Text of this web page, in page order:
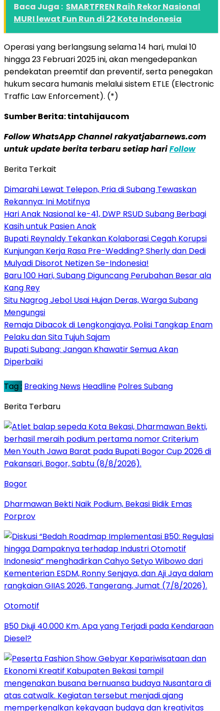
Baca Juga : SMARTFREN Raih Rekor Nasional
MURI lewat Fun Run di 22 Kota Indonesia
Operasi yang berlangsung selama 14 hari, mulai 10
hingga 23 Februari 2025 ini, akan mengedepankan
pendekatan preemtif dan preventif, serta penegakan
hukum secara humanis melalui sistem ETLE (Electronic
Traffic Law Enforcement). (*)
Sumber Berita: tintahijaucom
Follow WhatsApp Channel rakyatjabarnews.com
untuk update berita terbaru setiap hariFollow
Berita Terkait
Dimarahi Lewat Telepon, Pria di Subang Tewaskan
Rekannya: Ini Motifnya
Hari Anak Nasional ke-41, DWP RSUD Subang Berbagi
Kasih untuk Pasien Anak
Bupati Reynaldy Tekankan Kolaborasi Cegah Korupsi
Kunjungan Kerja Rasa Pre-Wedding? Sherly dan Dedi
Mulyadi Disorot Netizen Se-Indonesia!
Baru 100 Hari, Subang Diguncang Perubahan Besar ala
Kang Rey
Situ Nagrog Jebol Usai Hujan Deras, Warga Subang
Mengungsi
Remaja Dibacok di Lengkongjaya, Polisi Tangkap Enam
Pelaku dan Sita Tujuh Sajam
Bupati Subang: Jangan Khawatir Semua Akan
Diperbaiki
Tag : Breaking News Headline Polres Subang
Berita Terbaru
Bogor
Dharmawan Bekti Naik Podium, Bekasi Bidik Emas
Porprov
Otomotif
B50 Diuji 40.000 Km, Apa yang Terjadi pada Kendaraan
Diesel?